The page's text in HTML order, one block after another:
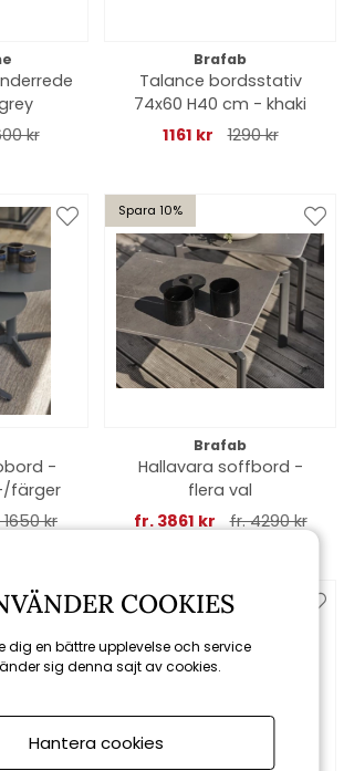
kr
Brafab
Talance bordsstativ
74x60 H40 cm - khaki
1161 kr
1290 kr
-
färger
kr
Spara 10%
Brafab
Hallavara soffbord -
flera val
fr. 3861 kr
fr. 4290 kr
Spara 15%
COOKIES
dig en bättre upplevelse och service
sig denna sajt av cookies.
Hantera cookies